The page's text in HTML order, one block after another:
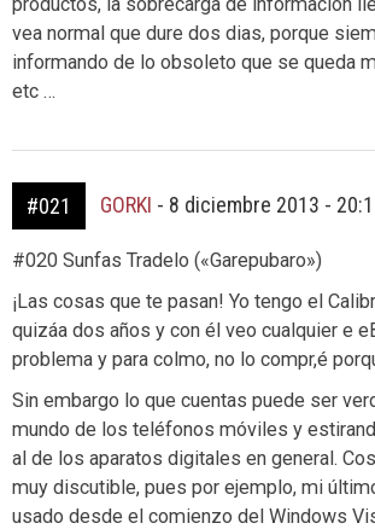
vea normal que dure dos dias, porque
informando de lo obsoleto que se queda
etc …
#021 GORKI - 8 diciembre 2013 -
#020 Sunfas Tradelo («Garepubaro»)
¡Las cosas que te pasan! Yo tengo el
quizáa dos años y con él veo cualquier e
problema y para colmo, no lo compr,é
Sin embargo lo que cuentas puede ser
mundo de los teléfonos móviles y
al de los aparatos digitales en general.
muy discutible, pues por ejemplo, mi
usado desde el comienzo del Windows